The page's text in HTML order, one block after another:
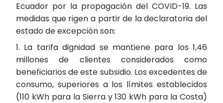
Ecuador por la propagación del COVID-19. Las
medidas que rigen a partir de la declaratoria del
estado de excepción son:
1. La tarifa dignidad se mantiene para los 1,46
millones de clientes considerados como
beneficiarios de este subsidio. Los excedentes de
consumo, superiores a los límites establecidos
(110 kWh para la Sierra y 130 kWh para la Costa)